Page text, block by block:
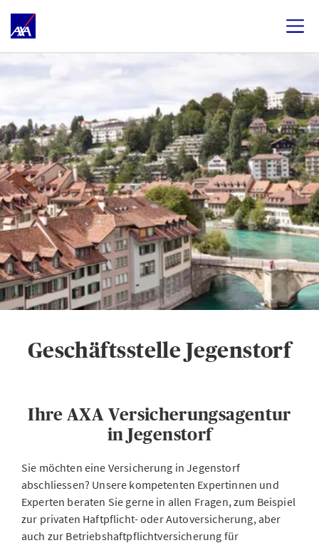
Geschäftsstelle Jegenstorf
Ihre AXA Versicherungsagentur
in Jegenstorf
Sie möchten eine Versicherung in Jegenstorf
abschliessen? Unsere kompetenten Expertinnen und
Experten beraten Sie gerne in allen Fragen, zum Beispiel
zur privaten Haftpflicht- oder Autoversicherung, aber
auch zur Betriebshaftpflichtversicherung für